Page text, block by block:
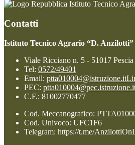
Istituto Tecnico
Contatti
Istituto Tecnico Agrario “D. Anzilotti”
Viale Ricciano n. 5 - 51017
Tel: 0572/49401
Email: ptta010004@istruzione.it
PEC:
C.F.: 81002770477
Cod. Meccanografico:
Cod. Univoco: UFC1F6
Telegram: https://t.me/